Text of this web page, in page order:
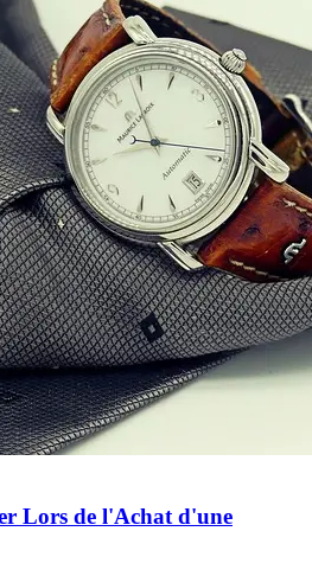
Lors de l'Achat d'une